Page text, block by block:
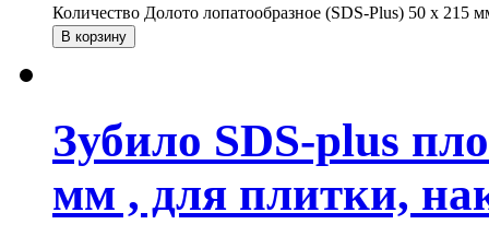
Количество Долото лопатообразное (SDS-Plus) 50 х 215
В корзину
Зубило SDS-plus
мм , для плитки,